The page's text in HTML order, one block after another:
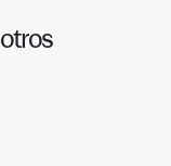
otros